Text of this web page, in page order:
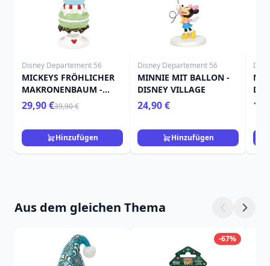
Disney Departement 56
MICKEYS FRÖHLICHER
MAKRONENBAUM -
Disney D56
29,90 €39,90 €
Hinzufügen
Disney Departement 56
MINNIE MIT BALLON -
DISNEY VILLAGE
24,90 €
Hinzufügen
Aus dem gleichen Thema
-67%